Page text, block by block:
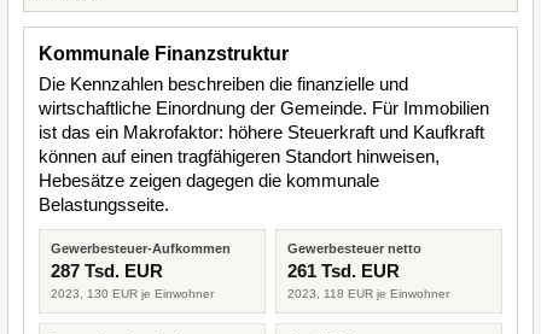
Kommunale Finanzstruktur
Die Kennzahlen beschreiben die finanzielle und
wirtschaftliche Einordnung der Gemeinde. Für Immobilien
ist das ein Makrofaktor: höhere Steuerkraft und Kaufkraft
können auf einen tragfähigeren Standort hinweisen,
Hebesätze zeigen dagegen die kommunale
Belastungsseite.
Gewerbesteuer-Aufkommen
287 Tsd. EUR
2023, 130 EUR je Einwohner
Gewerbesteuer netto
261 Tsd. EUR
2023, 118 EUR je Einwohner